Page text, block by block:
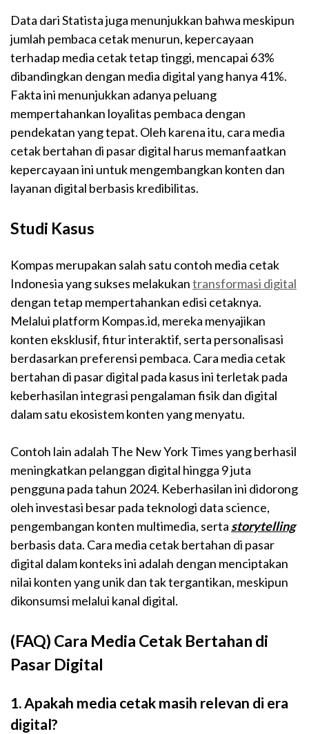
Data dari Statista juga menunjukkan bahwa meskipun
jumlah pembaca cetak menurun, kepercayaan
terhadap media cetak tetap tinggi, mencapai 63%
dibandingkan dengan media digital yang hanya 41%.
Fakta ini menunjukkan adanya peluang
mempertahankan loyalitas pembaca dengan
pendekatan yang tepat. Oleh karena itu, cara media
cetak bertahan di pasar digital harus memanfaatkan
kepercayaan ini untuk mengembangkan konten dan
layanan digital berbasis kredibilitas.
Studi Kasus
Kompas merupakan salah satu contoh media cetak
Indonesia yang sukses melakukantransformasi digital
dengan tetap mempertahankan edisi cetaknya.
Melalui platform Kompas.id, mereka menyajikan
konten eksklusif, fitur interaktif, serta personalisasi
berdasarkan preferensi pembaca. Cara media cetak
bertahan di pasar digital pada kasus ini terletak pada
keberhasilan integrasi pengalaman fisik dan digital
dalam satu ekosistem konten yang menyatu.
Contoh lain adalah The New York Times yang berhasil
meningkatkan pelanggan digital hingga 9 juta
pengguna pada tahun 2024. Keberhasilan ini didorong
oleh investasi besar pada teknologi data science,
pengembangan konten multimedia, serta storytelling
berbasis data. Cara media cetak bertahan di pasar
digital dalam konteks ini adalah dengan menciptakan
nilai konten yang unik dan tak tergantikan, meskipun
dikonsumsi melalui kanal digital.
(FAQ) Cara Media Cetak Bertahan di
Pasar Digital
1. Apakah media cetak masih relevan di era
digital?